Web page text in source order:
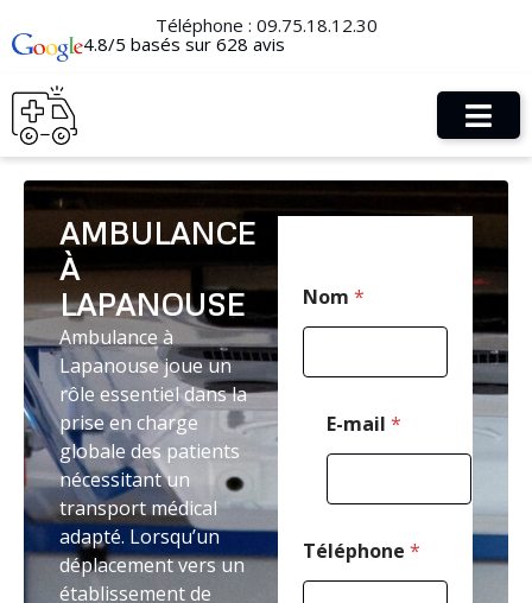
Téléphone : 09.75.18.12.30
4.8/5 basés sur 628 avis
AMBULANCE
À
LAPANOUSE
Ambulance à
Lapanouse joue un
rôle essentiel dans la
prise en charge
globale des patients
nécessitant un
transport médical
adapté. Lorsqu’un
déplacement vers un
établissement de
o
d
*
Nom *
E-mail *
Téléphone *